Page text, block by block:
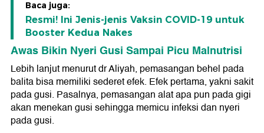
Baca juga:
Resmi! Ini Jenis-jenis Vaksin COVID-19 untuk
Booster Kedua Nakes
Awas Bikin Nyeri Gusi Sampai Picu Malnutrisi
Lebih lanjut menurut dr Aliyah, pemasangan behel pada
balita bisa memiliki sederet efek. Efek pertama, yakni sakit
pada gusi. Pasalnya, pemasangan alat apa pun pada gigi
akan menekan gusi sehingga memicu infeksi dan nyeri
pada gusi.